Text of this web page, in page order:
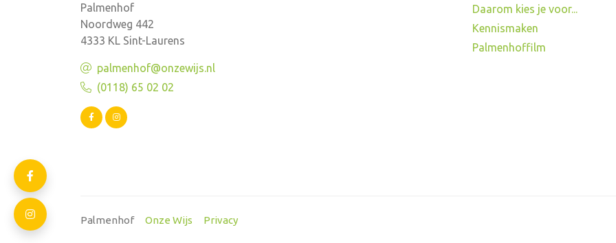
Palmenhof
Noordweg 442
4333 KL Sint-Laurens
palmenhof@onzewijs.nl
(0118) 65 02 02
Daarom kies je voor...
Kennismaken
Palmenhoffilm
Palmenhof Onze Wijs Privacy